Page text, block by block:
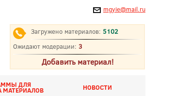
mgyie@mail.ru
Загружено материалов: 5102
Ожидают модерации: 3
Добавить материал!
ДЛЯ
МАТЕРИАЛОВ НОВОСТИ